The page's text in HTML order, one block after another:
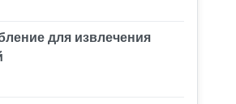
для извлечения